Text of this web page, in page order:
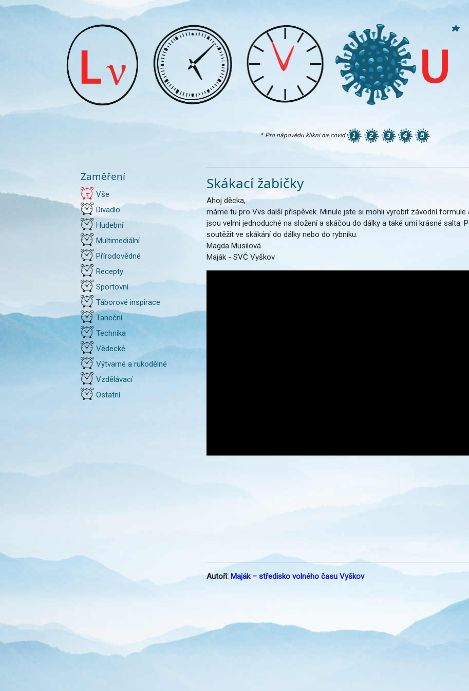
* Pro nápovědu klikni na covid
Zaměření
Vše
Divadlo
Hudební
Multimediální
Přírodovědné
Recepty
Sportovní
Táborové inspirace
Taneční
Technika
Vědecké
Výtvarné a rukodělné
Vzdělávací
Ostatní
Skákací žabičky
Ahoj děcka,
máme tu pro Vvs další příspěvek. Minule jste si mohli vyrobit závodní
jsou velmi jednoduché na složení a skáčou do dálky a také umí krásné salta.
soutěžit ve skákání do dálky nebo do rybníku.
Magda Musilová
Maják - SVČ Vyškov
Autoři: Maják – středisko volného času Vyškov